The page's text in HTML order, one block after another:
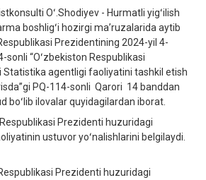
Oʻ.Shodiyev - Hurmatli yigʻilish
boshligʻi hozirgi maʼruzalarida aytib
Prezidentining 2024-yil 4-
“Oʻzbekiston Respublikasi
Statistika agentligi faoliyatini tashkil etish
PQ-114-sonli Qarori 14 banddan
boʻlib ilovalar quyidagilardan iborat.
Prezidenti huzuridagi
ustuvor yoʻnalishlarini belgilaydi.
Prezidenti huzuridagi